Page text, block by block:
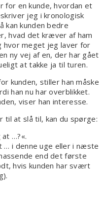
for en kunde, hvordan et
jeg i kronologisk
kan kunden bedre
hvad det kræver af ham
hvor meget jeg laver for
ny vej af en, der har gået
at takke ja til turen.
kunden, stiller han måske
han nu har overblikket.
viser han interesse.
til at slå til, kan du spørge:
…?«.
… i denne uge eller i næste
end det første
hvis kunden har svært